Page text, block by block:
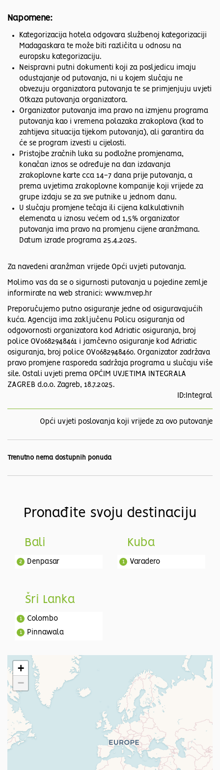
Napomene:
Kategorizacija hotela odgovara službenoj kategorizaciji
Madagaskara te može biti različita u odnosu na
europsku kategorizaciju.
Neispravni putni dokumenti koji za posljedicu imaju
odustajanje od putovanja, ni u kojem slučaju ne
obvezuju organizatora putovanja te se primjenjuju uvjeti
Otkaza putovanja organizatora.
Organizator putovanja ima pravo na izmjenu programa
putovanja kao i vremena polazaka zrakoplova (kad to
zahtijeva situacija tijekom putovanja), ali garantira da
će se program izvesti u cijelosti.
Pristojbe zračnih luka su podložne promjenama,
konačan iznos se određuje na dan izdavanja
zrakoplovne karte cca 14-7 dana prije putovanja, a
prema uvjetima zrakoplovne kompanije koji vrijede za
grupe izdaju se za sve putnike u jednom danu.
U slučaju promjene tečaja ili cijena kalkulativnih
elemenata u iznosu većem od 1,5% organizator
putovanja ima pravo na promjenu cijene aranžmana.
Datum izrade programa 25.4.2025.
Za navedeni aranžman vrijede Opći uvjeti putovanja.
Molimo vas da se o sigurnosti putovanja u pojedine zemlje
informirate na web stranici: www.mvep.hr
Preporučujemo putno osiguranje jedne od osiguravajućih
kuća. Agencija ima zaključenu Policu osiguranja od
odgovornosti organizatora kod Adriatic osiguranja, broj
police OV0682948461 i jamčevno osiguranje kod Adriatic
osiguranja, broj police OV0682948460. Organizator zadržava
pravo promjene rasporeda sadržaja programa u slučaju više
sile. Ostali uvjeti prema OPĆIM UVJETIMA INTEGRALA
ZAGREB d.o.o. Zagreb, 18.7.2025.
ID:Integral
Opći uvjeti poslovanja koji vrijede za ovo putovanje
Trenutno nema dostupnih ponuda
Pronađite svoju destinaciju
Bali
Denpasar
2
Kuba
Varadero
1
Šri Lanka
Colombo
1
Pinnawala
1
Polonnaruwa
1
Matale
Kandy
Nuwara Eliya
+
−